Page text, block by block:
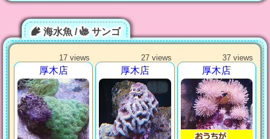
海水魚 / サンゴ
17 views
厚木店
27 views
厚木店
37 views
厚木店